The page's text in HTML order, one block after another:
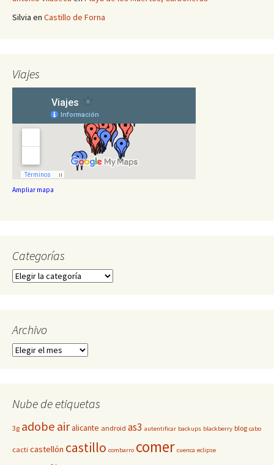
Silvia en Castillo de Forna
Viajes
Ampliar mapa
Categorías
Categorías
Archivo
Archivo
Nube de etiquetas
3g adobe airalicante android as3 autentificar backups blackberry blog cabo
cacti castellón castillo combarro comer cuenca eclipse